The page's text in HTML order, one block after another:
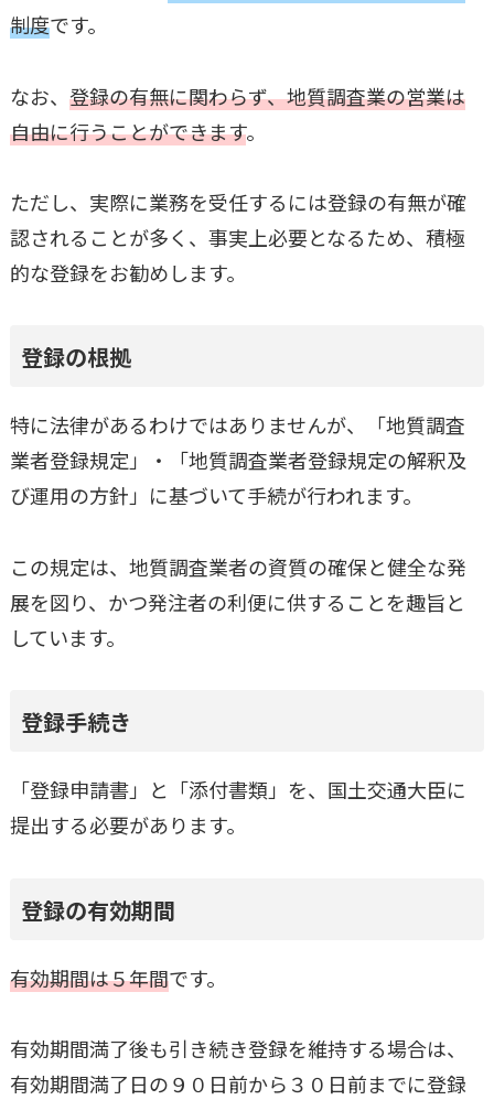
制度です。
なお、 登録の有無に関わらず、地質調査業の営業は
自由に行うことができます。
ただし、実際に業務を受任するには登録の有無が確
認されることが多く、事実上必要となるため、積極
的な登録をお勧めします。
登録の根拠
特に法律があるわけではありませんが、「地質調査
業者登録規定」・「地質調査業者登録規定の解釈及
び運用の方針」に基づいて手続が行われます。
この規定は、地質調査業者の資質の確保と健全な発
展を図り、かつ発注者の利便に供することを趣旨と
しています。
登録手続き
「登録申請書」と「添付書類」を、国土交通大臣に
提出する必要があります。
登録の有効期間
有効期間は５年間です。
有効期間満了後も引き続き登録を維持する場合は、
有効期間満了日の９０日前から３０日前までに登録